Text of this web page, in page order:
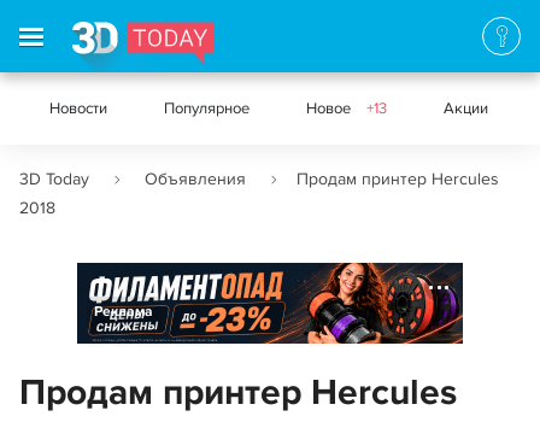
Новости Популярное Новое +13 Акции
3D Today Объявления
Продам принтер Hercules
2018
Реклама
Продам принтер Hercules